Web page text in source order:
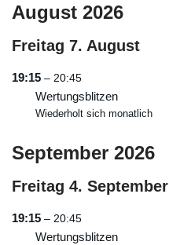
August 2026
Freitag 7. August
19:15 – 20:45
Wertungsblitzen
Wiederholt sich monatlich
September 2026
Freitag 4. September
19:15 – 20:45
Wertungsblitzen